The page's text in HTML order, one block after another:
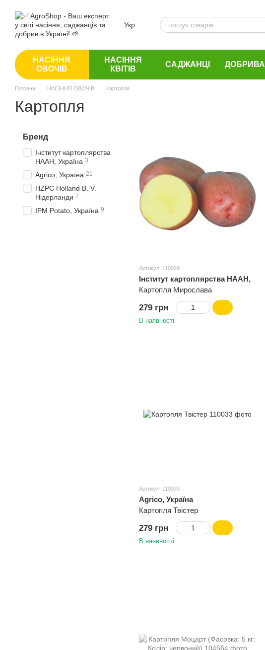
Укр
НАСІННЯ
ОВОЧІВ
НАСІННЯ
КВІТІВ
САДЖАНЦІ ДОБРИВА
Головна НАСІННЯ ОВОЧІВ Картопля
Картопля
Артикул: 110029
Інститут картоплярства НААН,
Україна
Картопля Мирослава
279 грн
В наявності
Артикул: 110033
Agrico, Україна
Картопля Твістер
279 грн
В наявності
Бренд
Інститут картоплярства
НААН, Україна 3
Agrico, Україна 21
HZPC Holland B. V.
Нідерланди 7
IPM Potato, Україна 9